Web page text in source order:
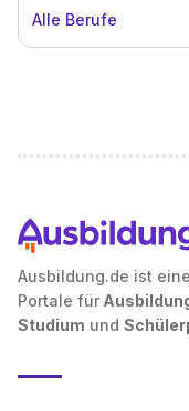
Alle Berufe
Ausbildung.de ist
Portale für
Studium und